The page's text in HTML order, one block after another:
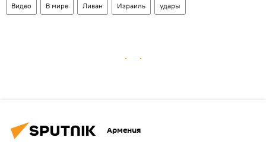
Видео В мире Ливан Израиль удары
Армения